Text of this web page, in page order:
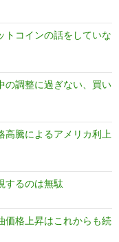
トコインの話をしていな
の調整に過ぎない、買い
高騰によるアメリカ利上
するのは無駄
価格上昇はこれからも続